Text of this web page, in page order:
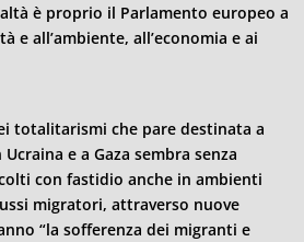
è proprio il Parlamento europeo a
e all’ambiente, all’economia e ai
totalitarismi che pare destinata a
e a Gaza sembra senza
con fastidio anche in ambienti
migratori, attraverso nuove
“la sofferenza dei migranti e